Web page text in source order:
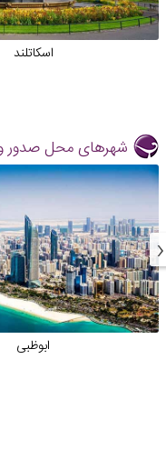
اسکاتلند
شهرهای محل صدور
ابوظبی
‹